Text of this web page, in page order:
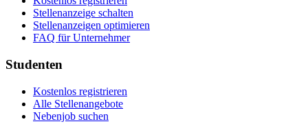
Stellenanzeige schalten
Stellenanzeigen optimieren
FAQ für Unternehmer
Studenten
Kostenlos registrieren
Alle Stellenangebote
Nebenjob suchen